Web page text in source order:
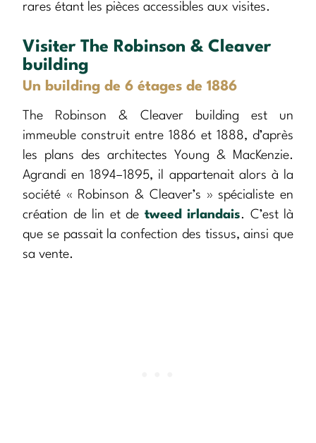
rares étant les pièces accessibles aux visites.
Visiter The Robinson & Cleaver
building
Un building de 6 étages de 1886
The Robinson & Cleaver building est un
immeuble construit entre 1886 et 1888, d’après
les plans des architectes Young & MacKenzie.
Agrandi en 1894–1895, il appartenait alors à la
société « Robinson & Cleaver’s » spécialiste en
création de lin et de tweed irlandais. C’est là
que se passait la confection des tissus, ainsi que
sa vente.